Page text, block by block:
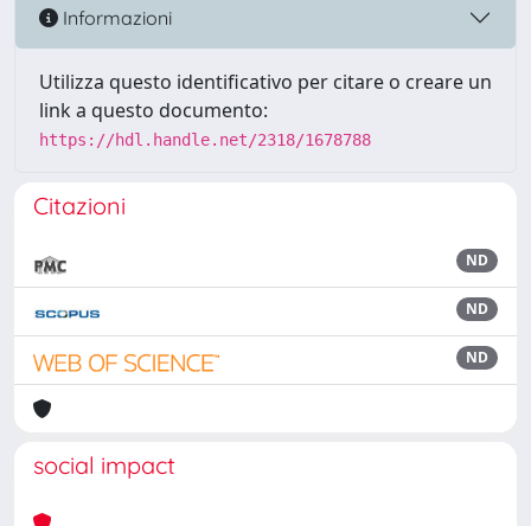
Informazioni
Utilizza questo identificativo per citare o creare un
link a questo documento:
https://hdl.handle.net/2318/1678788
Citazioni
ND
ND
ND
social impact